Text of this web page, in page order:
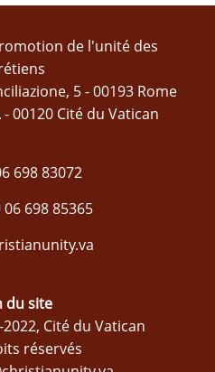
de l'unité des
5 - 00193 Rome
00120 Cité du Vatican
698 83072
06 698 85365
du site
Cité du Vatican
réservés